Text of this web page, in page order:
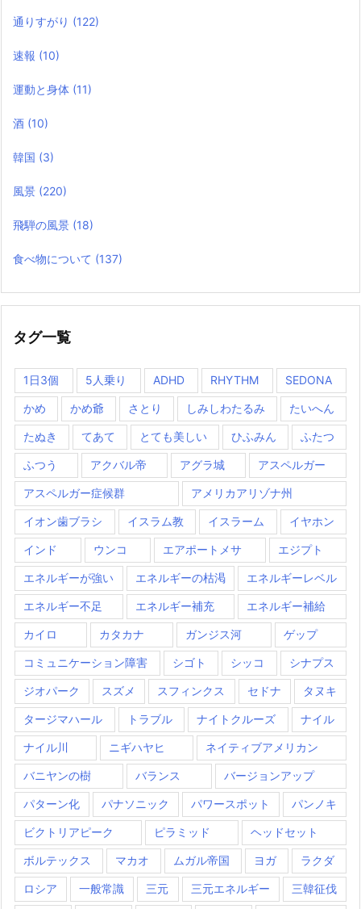
通りすがり (122)
速報 (10)
運動と身体 (11)
酒 (10)
韓国 (3)
風景 (220)
飛騨の風景 (18)
食べ物について (137)
タグ一覧
1日3個 5人乗り ADHD RHYTHM SEDONA
かめ かめ爺 さとり しみしわたるみ たいへん
たぬき てあて とても美しい ひふみん ふたつ
ふつう アクバル帝 アグラ城 アスペルガー
アスペルガー症候群 アメリカアリゾナ州
イオン歯ブラシ イスラム教 イスラーム イヤホン
インド ウンコ エアポートメサ エジプト
エネルギーが強い エネルギーの枯渇 エネルギーレベル
エネルギー不足 エネルギー補充 エネルギー補給
カイロ カタカナ ガンジス河 ゲップ
コミュニケーション障害 シゴト シッコ シナプス
ジオパーク スズメ スフィンクス セドナ タヌキ
タージマハール トラブル ナイトクルーズ ナイル
ナイル川 ニギハヤヒ ネイティブアメリカン
バニヤンの樹 バランス バージョンアップ
パターン化 パナソニック パワースポット パンノキ
ビクトリアピーク ピラミッド ヘッドセット
ボルテックス マカオ ムガル帝国 ヨガ ラクダ
ロシア 一般常識 三元 三元エネルギー 三韓征伐